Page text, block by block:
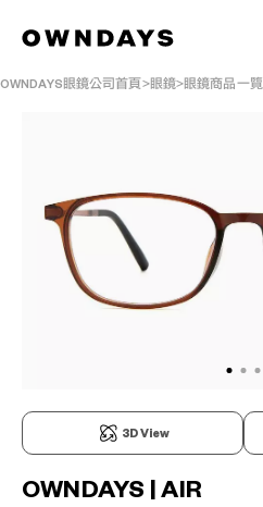
OWNDAYS眼鏡公司首頁 眼鏡 眼鏡商品一覽
3D View
OWNDAYS | AIR